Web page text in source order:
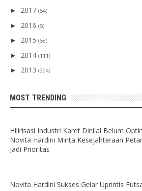
► 2017 (54)
► 2016 (5)
► 2015 (58)
► 2014 (111)
► 2013 (304)
MOST TRENDING
Hilirisasi Industri Karet Dinilai Belum
Novita Hardini Minta Kesejahteraan
Jadi Prioritas
Novita Hardini Sukses Gelar Uprintis